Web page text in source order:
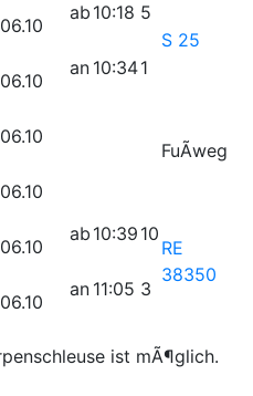
ab 10:18 5
S 25
an 10:341
FuÃweg
ab 10:39 10
RE
38350
an 11:05 3
ist mÃ¶glich.